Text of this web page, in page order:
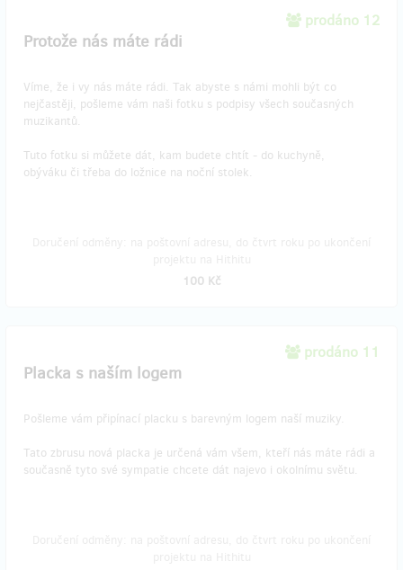
prodáno 12
Protože nás máte rádi
Víme, že i vy nás máte rádi. Tak abyste s námi mohli být co
nejčastěji, pošleme vám naši fotku s podpisy všech současných
muzikantů.
Tuto fotku si můžete dát, kam budete chtít - do kuchyně,
obýváku či třeba do ložnice na noční stolek.
100 Kč
prodáno 11
Placka s naším logem
Pošleme vám připínací placku s barevným logem naší muziky.
Tato zbrusu nová placka je určená vám všem, kteří nás máte rádi a
současně tyto své sympatie chcete dát najevo i okolnímu světu.